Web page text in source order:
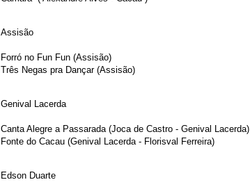
Assisão
Forró no Fun Fun (Assisão)
Três Negas pra Dançar (Assisão)
Genival Lacerda
Canta Alegre a Passarada (Joca de Castro - Genival Lacerda)
Fonte do Cacau (Genival Lacerda - Florisval Ferreira)
Edson Duarte